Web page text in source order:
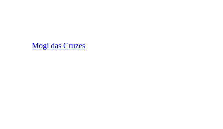
Mogi das Cruzes